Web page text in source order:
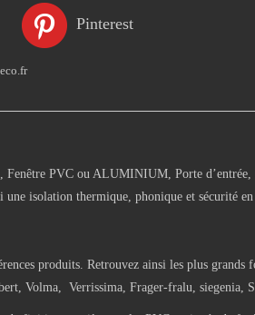
Pinterest
Fenêtre PVC ou ALUMINIUM, Porte d’entrée,
isolation thermique, phonique et sécurité
produits. Retrouvez ainsi les plus grands
Volma, Verrissima, Frager-fralu, siegenia,